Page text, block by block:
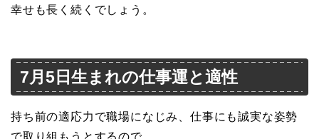
幸せも長く続くでしょう。
7月5日生まれの仕事運と適性
持ち前の適応力で職場になじみ、仕事にも誠実な姿勢